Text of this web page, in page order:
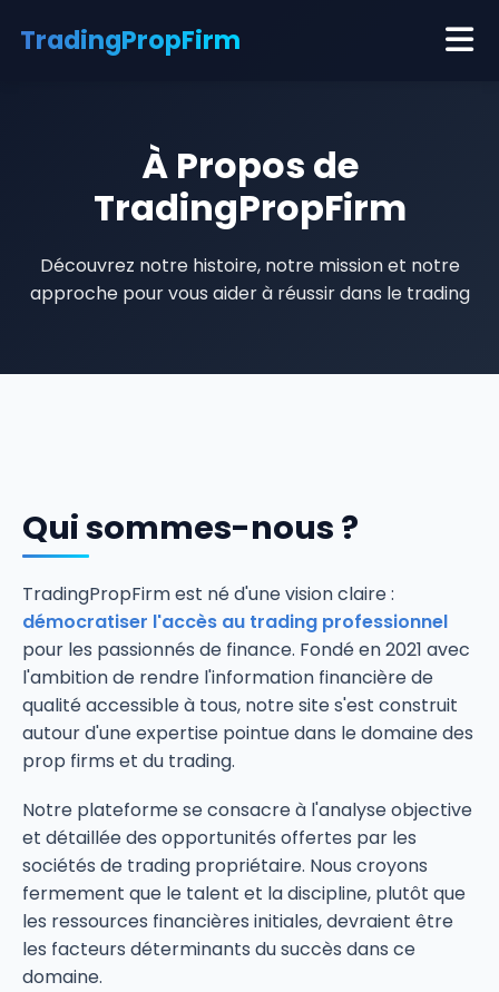
TradingPropFirm
À propos
Contact
À Propos de
TradingPropFirm
Découvrez notre histoire, notre mission et notre
approche pour vous aider à réussir dans le trading
Qui sommes-nous ?
TradingPropFirm est né d'une vision claire :
démocratiser l'accès au trading professionnel
pour les passionnés de finance. Fondé en 2021 avec
l'ambition de rendre l'information financière de
qualité accessible à tous, notre site s'est construit
autour d'une expertise pointue dans le domaine des
prop firms et du trading.
Notre plateforme se consacre à l'analyse objective
et détaillée des opportunités offertes par les
sociétés de trading propriétaire. Nous croyons
fermement que le talent et la discipline, plutôt que
les ressources financières initiales, devraient être
les facteurs déterminants du succès dans ce
domaine.